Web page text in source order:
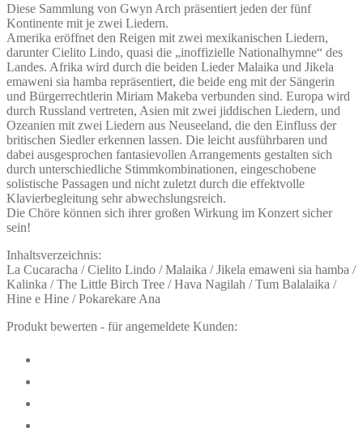
Diese Sammlung von Gwyn Arch präsentiert jeden der fünf
Kontinente mit je zwei Liedern.
Amerika eröffnet den Reigen mit zwei mexikanischen Liedern,
darunter Cielito Lindo, quasi die „inoffizielle Nationalhymne“ des
Landes. Afrika wird durch die beiden Lieder Malaika und Jikela
emaweni sia hamba repräsentiert, die beide eng mit der Sängerin
und Bürgerrechtlerin Miriam Makeba verbunden sind. Europa wird
durch Russland vertreten, Asien mit zwei jiddischen Liedern, und
Ozeanien mit zwei Liedern aus Neuseeland, die den Einfluss der
britischen Siedler erkennen lassen. Die leicht ausführbaren und
dabei ausgesprochen fantasievollen Arrangements gestalten sich
durch unterschiedliche Stimmkombinationen, eingeschobene
solistische Passagen und nicht zuletzt durch die effektvolle
Klavierbegleitung sehr abwechslungsreich.
Die Chöre können sich ihrer großen Wirkung im Konzert sicher
sein!
Inhaltsverzeichnis:
La Cucaracha / Cielito Lindo / Malaika / Jikela emaweni sia hamba /
Kalinka / The Little Birch Tree / Hava Nagilah / Tum Balalaika /
Hine e Hine / Pokarekare Ana
Produkt bewerten - für angemeldete Kunden: